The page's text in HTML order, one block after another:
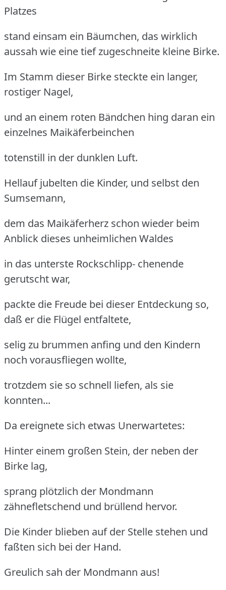
Platzes
stand einsam ein Bäumchen, das wirklich
aussah wie eine tief zugeschneite kleine Birke.
Im Stamm dieser Birke steckte ein langer,
rostiger Nagel,
und an einem roten Bändchen hing daran ein
einzelnes Maikäferbeinchen
totenstill in der dunklen Luft.
Hellauf jubelten die Kinder, und selbst den
Sumsemann,
dem das Maikäferherz schon wieder beim
Anblick dieses unheimlichen Waldes
in das unterste Rockschlipp- chenende
gerutscht war,
packte die Freude bei dieser Entdeckung so,
daß er die Flügel entfaltete,
selig zu brummen anfing und den Kindern
noch vorausfliegen wollte,
trotzdem sie so schnell liefen, als sie
konnten...
Da ereignete sich etwas Unerwartetes:
Hinter einem großen Stein, der neben der
Birke lag,
sprang plötzlich der Mondmann
zähnefletschend und brüllend hervor.
Die Kinder blieben auf der Stelle stehen und
faßten sich bei der Hand.
Greulich sah der Mondmann aus!